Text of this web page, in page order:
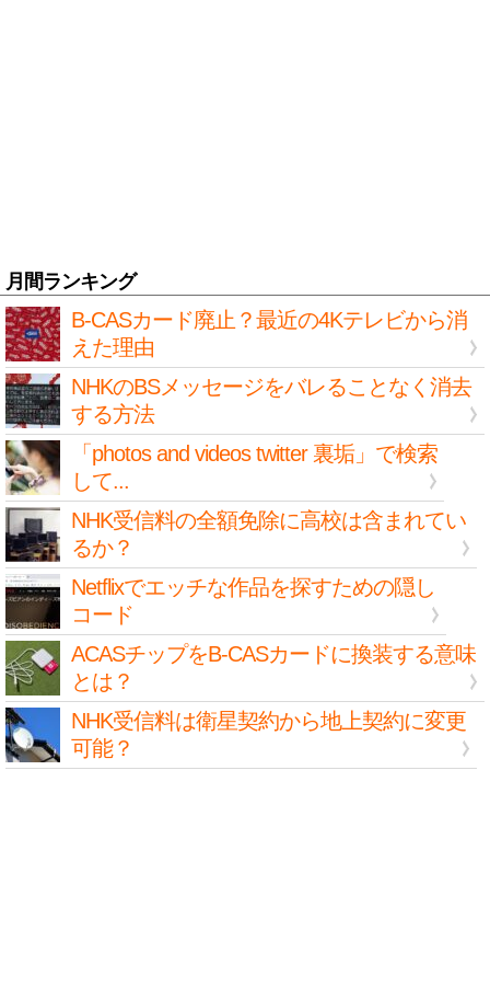
月間ランキング
B-CASカード廃止？最近の4Kテレビから消
えた理由
NHKのBSメッセージをバレることなく消去
する方法
「photos and videos twitter 裏垢」で検索
して...
NHK受信料の全額免除に高校は含まれてい
るか？
Netflixでエッチな作品を探すための隠し
コード
ACASチップをB-CASカードに換装する意味
とは？
NHK受信料は衛星契約から地上契約に変更
可能？